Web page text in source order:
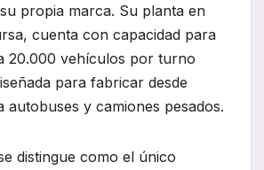
propia marca. Su planta en
cuenta con capacidad para
20.000 vehículos por turno
para fabricar desde
autobuses y camiones pesados.
distingue como el único